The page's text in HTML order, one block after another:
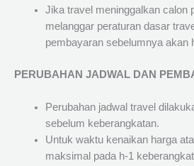
Jika travel meninggalkan calon
melanggar peraturan dasar
pembayaran sebelumnya akan
PERUBAHAN JADWAL DAN
Perubahan jadwal travel
sebelum keberangkatan.
Untuk waktu kenaikan harga
maksimal pada h-1